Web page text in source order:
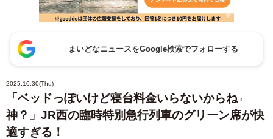
まいどなニュースをGoogle検索でフォローする
2025.10.30(Thu)
「ベッドっぽいけど寝台料金いらないからね←
神？」JR西の臨時特別急行列車のグリーン席が快
適すぎる！